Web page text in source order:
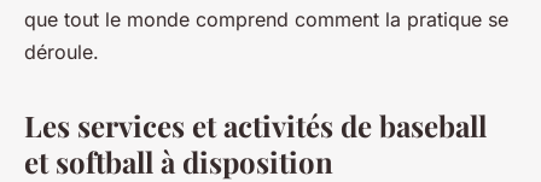
que tout le monde comprend comment la pratique se
déroule.
Les services et activités de baseball
et softball à disposition